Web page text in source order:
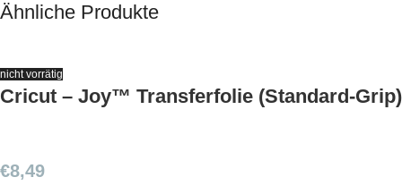
Ähnliche Produkte
nicht vorrätig
Cricut – Joy™ Transferfolie (Standard-Grip)
€8,49